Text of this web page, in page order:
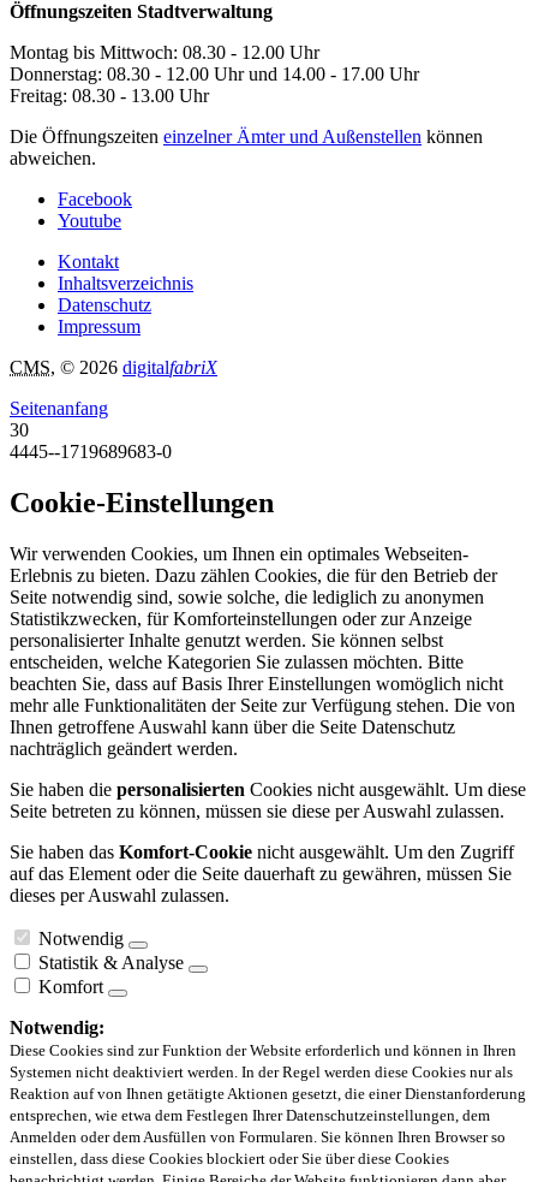
Öffnungszeiten Stadtverwaltung
Montag bis Mittwoch: 08.30 - 12.00 Uhr
Donnerstag: 08.30 - 12.00 Uhr und 14.00 - 17.00 Uhr
Freitag: 08.30 - 13.00 Uhr
Die Öffnungszeiten einzelner Ämter und Außenstellen können
abweichen.
Facebook
Youtube
Kontakt
Inhaltsverzeichnis
Datenschutz
Impressum
CMS, © 2026 digitalfabriX
Seitenanfang
30
4445--1719689683-0
Cookie-Einstellungen
Wir verwenden Cookies, um Ihnen ein optimales Webseiten-
Erlebnis zu bieten. Dazu zählen Cookies, die für den Betrieb der
Seite notwendig sind, sowie solche, die lediglich zu anonymen
Statistikzwecken, für Komforteinstellungen oder zur Anzeige
personalisierter Inhalte genutzt werden. Sie können selbst
entscheiden, welche Kategorien Sie zulassen möchten. Bitte
beachten Sie, dass auf Basis Ihrer Einstellungen womöglich nicht
mehr alle Funktionalitäten der Seite zur Verfügung stehen. Die von
Ihnen getroffene Auswahl kann über die Seite Datenschutz
nachträglich geändert werden.
Sie haben die personalisierten Cookies nicht ausgewählt. Um diese
Seite betreten zu können, müssen sie diese per Auswahl zulassen.
Sie haben das Komfort-Cookie nicht ausgewählt. Um den Zugriff
auf das Element oder die Seite dauerhaft zu gewähren, müssen Sie
dieses per Auswahl zulassen.
Notwendig
Statistik & Analyse
Komfort
Notwendig:
Diese Cookies sind zur Funktion der Website erforderlich und können in Ihren
Systemen nicht deaktiviert werden. In der Regel werden diese Cookies nur als
Reaktion auf von Ihnen getätigte Aktionen gesetzt, die einer Dienstanforderung
entsprechen, wie etwa dem Festlegen Ihrer Datenschutzeinstellungen, dem
Anmelden oder dem Ausfüllen von Formularen. Sie können Ihren Browser so
einstellen, dass diese Cookies blockiert oder Sie über diese Cookies